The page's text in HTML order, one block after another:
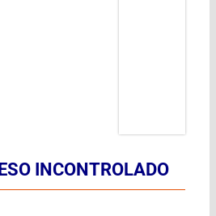
INCONTROLADO